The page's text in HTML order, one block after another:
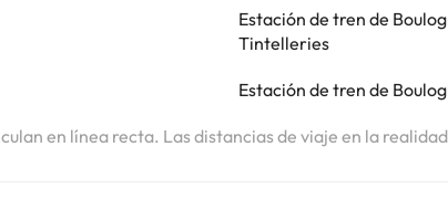
Estación de tren de
Tintelleries
Estación de tren de
en línea recta. Las distancias de viaje en la